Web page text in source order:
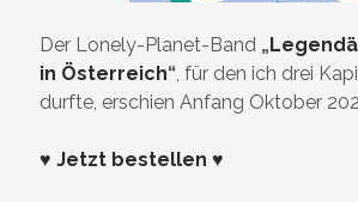
Der Lonely-Planet-Band „
in Österreich“, für den ich drei
durfte, erschien Anfang Oktober
♥ Jetzt bestellen ♥